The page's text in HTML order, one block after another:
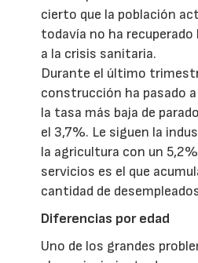
cierto que la población
todavía no ha
a la crisis sanitaria.
Durante el último
construcción ha pasado
la tasa más baja de
el 3,7%. Le siguen la
la agricultura con un
servicios es el que
cantidad de
Diferencias por edad
Uno de los grandes